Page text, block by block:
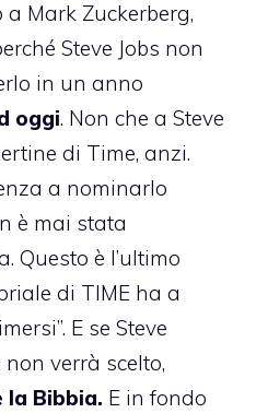
Mark Zuckerberg,
Steve Jobs non
in un anno
oggi. Non che a Steve
di Time, anzi.
a nominarlo
è mai stata
Questo è l’ultimo
di TIME ha a
E se Steve
verrà scelto,
la Bibbia. E in fondo